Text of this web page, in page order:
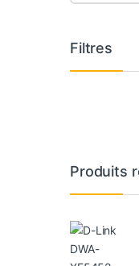
Filtres
Produits